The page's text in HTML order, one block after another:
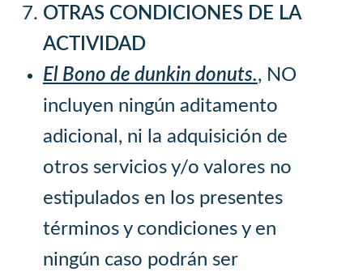
OTRAS CONDICIONES DE LA
ACTIVIDAD
El Bono de dunkin donuts., NO
incluyen ningún aditamento
adicional, ni la adquisición de
otros servicios y/o valores no
estipulados en los presentes
términos y condiciones y en
ningún caso podrán ser